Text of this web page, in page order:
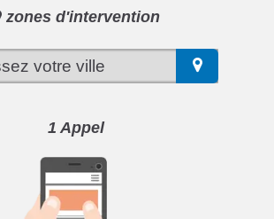
zones d'intervention
1 Appel